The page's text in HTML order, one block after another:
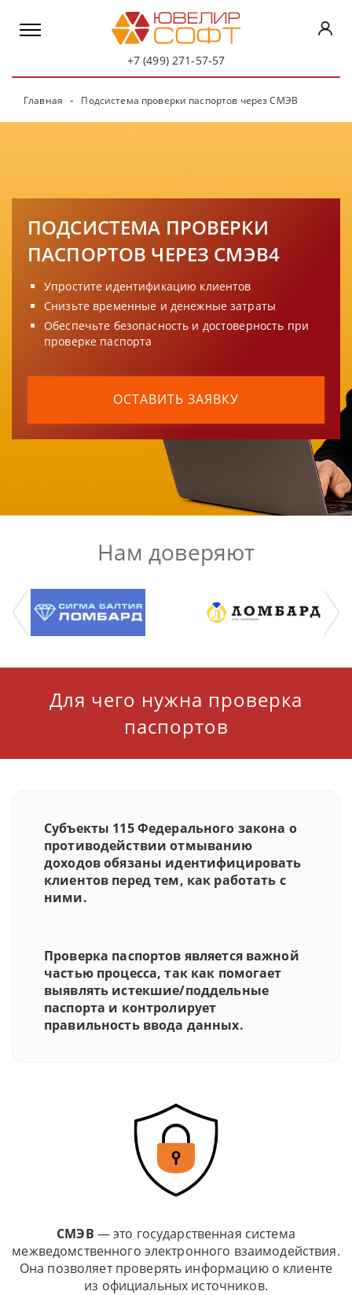
+7 (499) 271-57-57
Главная Подсистема проверки паспортов через СМЭВ
ПОДСИСТЕМА ПРОВЕРКИ
ПАСПОРТОВ ЧЕРЕЗ СМЭВ4
Упростите идентификацию клиентов
Снизьте временные и денежные затраты
Обеспечьте безопасность и достоверность при
проверке паспорта
ОСТАВИТЬ ЗАЯВКУ
Нам доверяют
Для чего нужна проверка
паспортов
Субъекты 115 Федерального закона о
противодействии отмыванию
доходов обязаны идентифицировать
клиентов перед тем, как работать с
ними.
Проверка паспортов является важной
частью процесса, так как помогает
выявлять истекшие/поддельные
паспорта и контролирует
правильность ввода данных.
СМЭВ — это государственная система
межведомственного электронного взаимодействия.
Она позволяет проверять информацию о клиенте
из официальных источников.